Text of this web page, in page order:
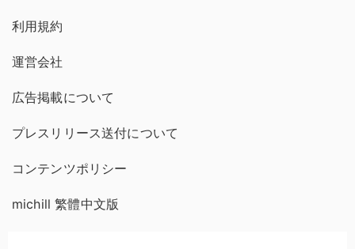
利用規約
運営会社
広告掲載について
プレスリリース送付について
コンテンツポリシー
michill 繁體中文版